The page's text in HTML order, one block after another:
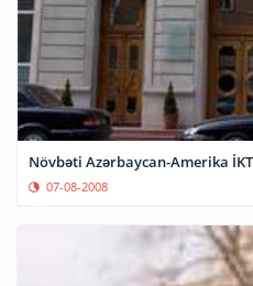
Növbəti Azərbaycan-Amerika
07-08-2008